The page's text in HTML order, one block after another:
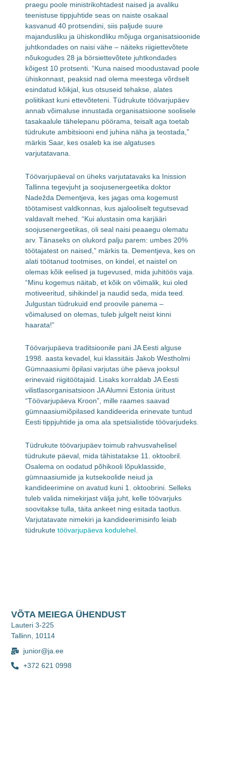
praegu poole ministrikohtadest naised ja avaliku
teenistuse tippjuhtide seas on naiste osakaal
kasvanud 40 protsendini, siis paljude suure
majandusliku ja ühiskondliku mõjuga organisatsioonide
juhtkondades on naisi vähe – näiteks riigiettevõtete
nõukogudes 28 ja börsiettevõtete juhtkondades
kõigest 10 protsenti. “Kuna naised moodustavad poole
ühiskonnast, peaksid nad olema meestega võrdselt
esindatud kõikjal, kus otsuseid tehakse, alates
poliitikast kuni ettevõteteni. Tüdrukute töövarjupäev
annab võimaluse innustada organisatsioone soolisele
tasakaalule tähelepanu pöörama, teisalt aga toetab
tüdrukute ambitsiooni end juhina näha ja teostada,”
märkis Saar, kes osaleb ka ise algatuses
varjutatavana.
Töövarjupäeval on üheks varjutatavaks ka Inission
Tallinna tegevjuht ja soojusenergeetika doktor
Nadežda Dementjeva, kes jagas oma kogemust
töötamisest valdkonnas, kus ajalooliselt tegutsevad
valdavalt mehed. “Kui alustasin oma karjääri
soojusenergeetikas, oli seal naisi peaaegu olematu
arv. Tänaseks on olukord palju parem: umbes 20%
töötajatest on naised,” märkis ta. Dementjeva, kes on
alati töötanud tootmises, on kindel, et naistel on
olemas kõik eelised ja tugevused, mida juhitöös vaja.
“Minu kogemus näitab, et kõik on võimalik, kui oled
motiveeritud, sihikindel ja naudid seda, mida teed.
Julgustan tüdrukuid end proovile panema –
võimalused on olemas, tuleb julgelt neist kinni
haarata!”
Töövarjupäeva traditsioonile pani JA Eesti alguse
1998. aasta kevadel, kui klassitäis Jakob Westholmi
Gümnaasiumi õpilasi varjutas ühe päeva jooksul
erinevaid riigitöötajaid. Lisaks korraldab JA Eesti
vilistlasorganisatsioon JA Alumni Estonia üritust
“Töövarjupäeva Kroon”, mille raames saavad
gümnaasiumiõpilased kandideerida erinevate tuntud
Eesti tippjuhtide ja oma ala spetsialistide töövarjudeks.
Tüdrukute töövarjupäev toimub rahvusvahelisel
tüdrukute päeval, mida tähistatakse 11. oktoobril.
Osalema on oodatud põhikooli lõpuklasside,
gümnaasiumide ja kutsekoolide neiud ja
kandideerimine on avatud kuni 1. oktoobrini. Selleks
tuleb valida nimekirjast välja juht, kelle töövarjuks
soovitakse tulla, täita ankeet ning esitada taotlus.
Varjutatavate nimekiri ja kandideerimisinfo leiab
tüdrukutetöövarjupäeva kodulehel
VÕTA MEIEGA ÜHENDUST
Lauteri 3-225
Tallinn, 10114
junior@ja.ee
+372 621 0998